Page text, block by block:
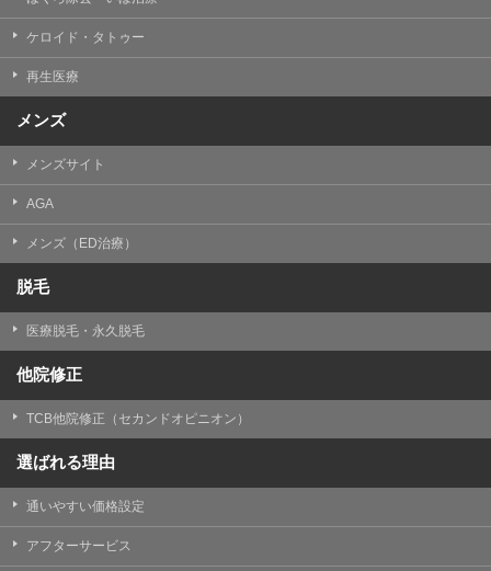
ケロイド・タトゥー
再生医療
メンズ
メンズサイト
AGA
メンズ（ED治療）
脱毛
医療脱毛・永久脱毛
他院修正
TCB他院修正（セカンドオピニオン）
選ばれる理由
通いやすい価格設定
アフターサービス